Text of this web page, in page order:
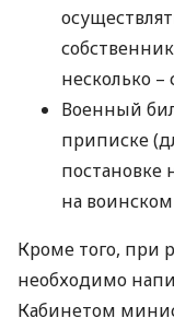
несколько –
Военный
приписке
постановке
на воинском
Кроме того, при
необходимо
Кабинетом